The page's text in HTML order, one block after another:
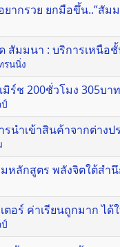
ยากรวย ยกมือขึ้น..”สัม
สัมมนา : บริการเหนือ
รนนิ่ง
ร์ช 200ชั่วโมง 305บ
รนำเข้าสินค้าจากต่าง
หลักสูตร พลังจิตใต้สำ
อร์ ค่าเรียนถูกมาก ได้